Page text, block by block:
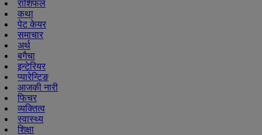
राशिफल
कथा
पेट केयर
समाचार
अर्थ
बगैचा
इन्टेरियर
प्यारेन्टिङ
आजकी नारी
फिचर
व्यक्तित्व
स्वास्थ्य
शिक्षा